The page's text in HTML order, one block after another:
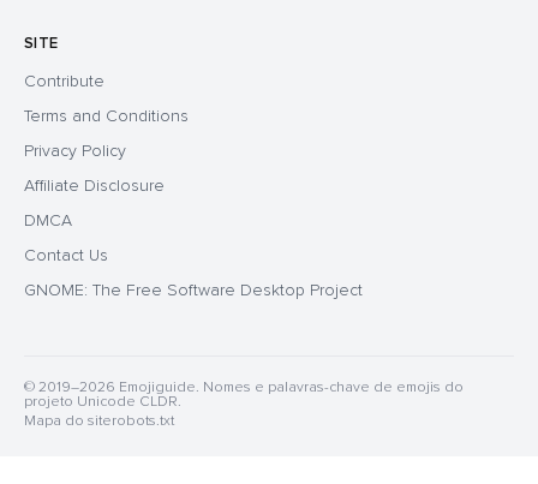
SITE
Contribute
Terms and Conditions
Privacy Policy
Affiliate Disclosure
DMCA
Contact Us
GNOME: The Free Software Desktop Project
© 2019–2026 Emojiguide. Nomes e palavras-chave de emojis do
projeto Unicode CLDR.
Mapa do siterobots.txt